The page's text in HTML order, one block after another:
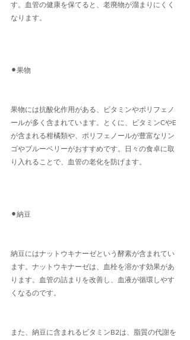
す。血管の健康を保てると、老廃物が溜まりにくく
なります。
⚫︎果物
果物には抗酸化作用がある、ビタミンやポリフェノ
ールが多く含まれています。とくに、ビタミンCやE
が含まれる柑橘類や、ポリフェノールが豊富なリン
ゴやブルーベリーがおすすめです。日々の食卓に取
り入れることで、血管の老化を防げます。
⚫︎納豆
納豆にはナットウキナーゼという酵素が含まれてい
ます。ナットウキナーゼは、血栓を溶かす効果があ
ります。血管の詰まりを改善し、血液が循環しやす
くなるのです。
また、納豆に含まれるビタミンB2は、脂質の代謝を